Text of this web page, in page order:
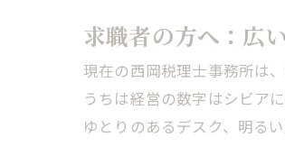
求職者の方へ：広
現在の西岡税理士事務所は
うちは経営の数字はシビア
ゆとりのあるデスク、明る